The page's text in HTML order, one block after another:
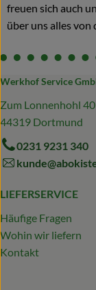
freuen sich auch
über uns alles von
Werkhof Service
Zum Lonnenhohl 40
44319 Dortmund
0231 9231 340
LIEFERSERVICE
Häufige Fragen
Wohin wir liefern
Kontakt